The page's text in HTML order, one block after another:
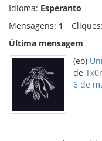
Idioma: Esperanto
Mensagens: 1 Cliques:
Última mensagem
(eo)
de
6 de